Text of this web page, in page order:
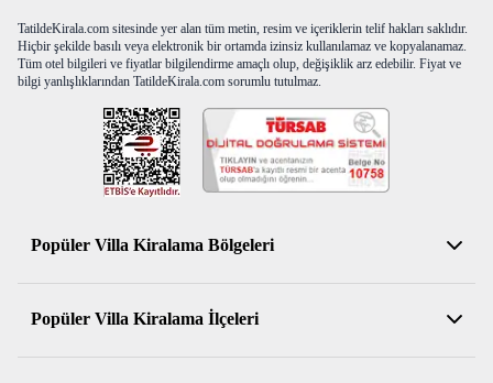
TatildeKirala.com sitesinde yer alan tüm metin, resim ve içeriklerin telif hakları saklıdır.
Hiçbir şekilde basılı veya elektronik bir ortamda izinsiz kullanılamaz ve kopyalanamaz.
Tüm otel bilgileri ve fiyatlar bilgilendirme amaçlı olup, değişiklik arz edebilir. Fiyat ve
bilgi yanlışlıklarından TatildeKirala.com sorumlu tutulmaz.
Popüler Villa Kiralama Bölgeleri
Antalya Kiralık Villa
Muğla Kiralık Villa
Aydın Kiralık Villa
Popüler Villa Kiralama İlçeleri
Kemer Kiralık Villa